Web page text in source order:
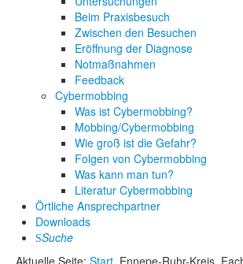
Beim Praxisbesuch
Zwischen den Besuchen
Eröffnung der Diagnose
Notmaßnahmen
Feedback
Cybermobbing
Was ist Cybermobbing?
Mobbing/Cybermobbing
Wie groß ist die Gefahr?
Folgen von Cybermobbing
Was kann man tun?
Literatur Cybermobbing
Örtliche Ansprechpartner
Downloads
Suche
Aktuelle Seite: Start Ennepe-Ruhr-Kreis,